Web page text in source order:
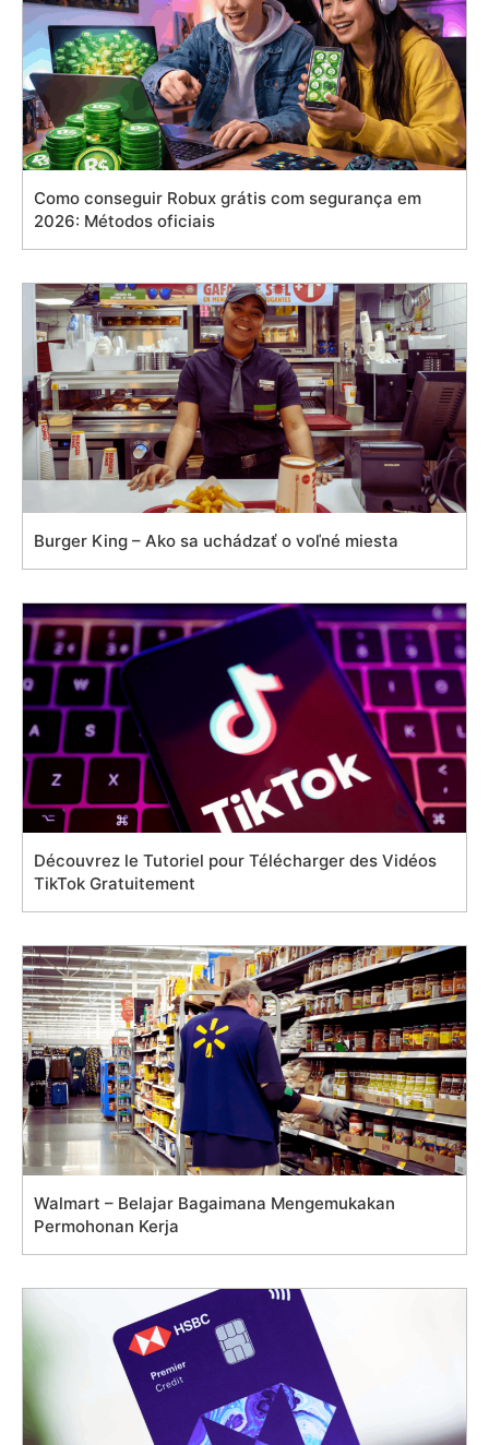
Como conseguir Robux grátis com segurança em
2026: Métodos oficiais
Burger King – Ako sa uchádzať o voľné miesta
Découvrez le Tutoriel pour Télécharger des Vidéos
TikTok Gratuitement
Walmart – Belajar Bagaimana Mengemukakan
Permohonan Kerja